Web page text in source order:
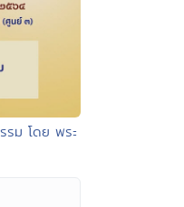
รม โดย พระ